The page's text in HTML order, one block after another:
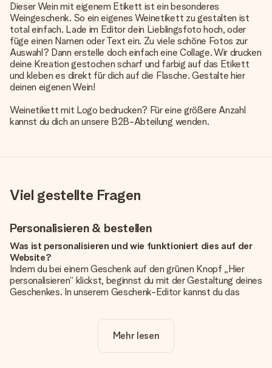
Dieser Wein mit eigenem Etikett ist ein besonderes
Weingeschenk. So ein eigenes Weinetikett zu gestalten ist
total einfach. Lade im Editor dein Lieblingsfoto hoch, oder
füge einen Namen oder Text ein. Zu viele schöne Fotos zur
Auswahl? Dann erstelle doch einfach eine Collage. Wir drucken
deine Kreation gestochen scharf und farbig auf das Etikett
und kleben es direkt für dich auf die Flasche. Gestalte hier
deinen eigenen Wein!
Weinetikett mit Logo bedrucken? Für eine größere Anzahl
kannst du dich an unsere B2B-Abteilung wenden.
Viel gestellte Fragen
Personalisieren & bestellen
Was ist personalisieren und wie funktioniert dies auf der
Website?
Indem du bei einem Geschenk auf den grünen Knopf „Hier
personalisieren“ klickst, beginnst du mit der Gestaltung deines
Geschenkes. In unserem Geschenk-Editor kannst du das
noch eines unserer angebotenen Designs, um deinem
Geschenk die perfekte Ausstrahlung zu verleihen.
Mehr lesen